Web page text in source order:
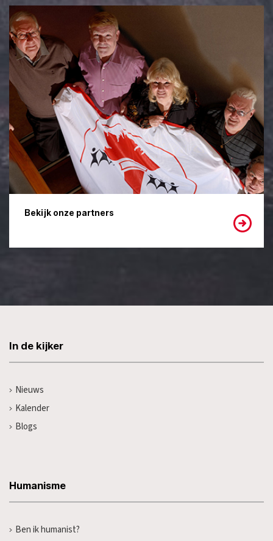
Bekijk onze partners
In de kijker
Nieuws
Kalender
Blogs
Humanisme
Ben ik humanist?